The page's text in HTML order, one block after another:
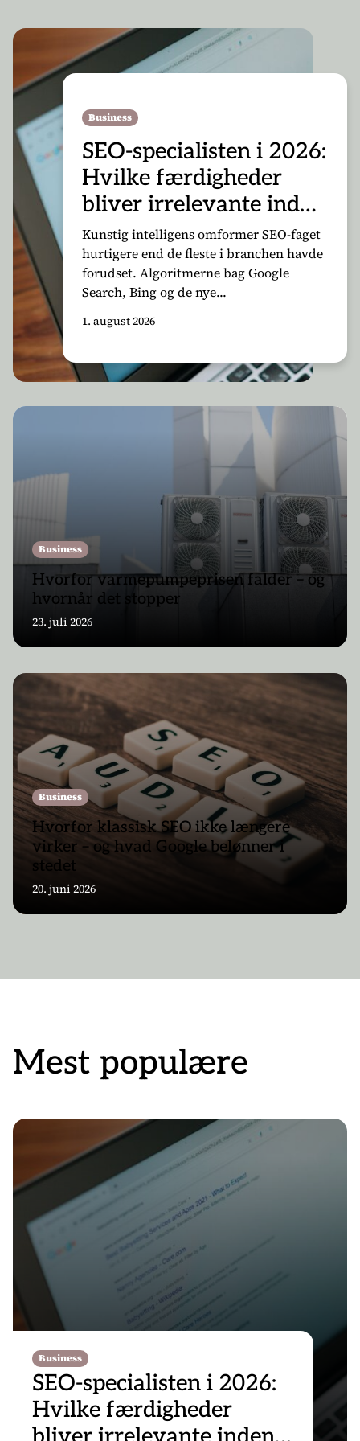
Business
SEO-specialisten i 2026:
Hvilke færdigheder
bliver irrelevante inden
for 18 måneder
Kunstig intelligens omformer SEO-faget
hurtigere end de fleste i branchen havde
forudset. Algoritmerne bag Google
Search, Bing og de nye...
1. august 2026
Business
Hvorfor varmepumpeprisen falder – og
hvornår det stopper
23. juli 2026
Business
Hvorfor klassisk SEO ikke længere
virker – og hvad Google belønner i
stedet
20. juni 2026
Mest populære
Business
SEO-specialisten i 2026:
Hvilke færdigheder